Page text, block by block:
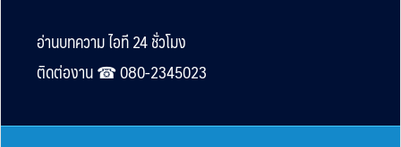
Footer
อ่านบทความ ไอที 24 ชั่วโมง
ติดต่องาน ☎︎ 080-2345023